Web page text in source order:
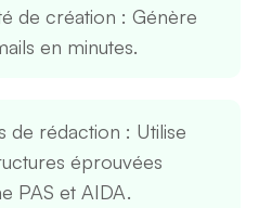
de création : Génère
en minutes.
de rédaction : Utilise
éprouvées
PAS et AIDA.